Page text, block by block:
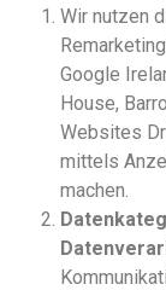
Wir nutzen
Google
House,
Websites
mittels
machen.